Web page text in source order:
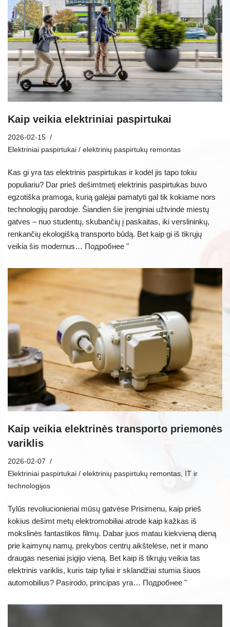
Kaip veikia elektriniai paspirtukai
2026-02-15
Elektriniai paspirtukai / elektrinių paspirtukų remontas
Kas gi yra tas elektrinis paspirtukas ir kodėl jis tapo tokiu
populiariu? Dar prieš dešimtmetį elektrinis paspirtukas buvo
egzotiška pramoga, kurią galėjai pamatyti gal tik kokiame nors
technologijų parodoje. Šiandien šie įrenginiai užtvindė miestų
gatves – nuo studentų, skubančių į paskaitas, iki verslininkų,
renkančių ekologišką transporto būdą. Bet kaip gi iš tikrųjų
veikia šis modernus… Подробнее "
Kaip veikia elektrinės transporto priemonės
variklis
2026-02-07
Elektriniai paspirtukai / elektrinių paspirtukų remontas, IT ir
technologijos
Tylūs revoliucionieriai mūsų gatvėse Prisimenu, kaip prieš
kokius dešimt metų elektromobiliai atrodė kaip kažkas iš
mokslinės fantastikos filmų. Dabar juos matau kiekvieną dieną
prie kaimynų namų, prekybos centrų aikštelėse, net ir mano
draugas neseniai įsigijo vieną. Bet kaip iš tikrųjų veikia tas
elektrinis variklis, kuris taip tyliai ir sklandžiai stumia šiuos
automobilius? Pasirodo, principas yra… Подробнее "